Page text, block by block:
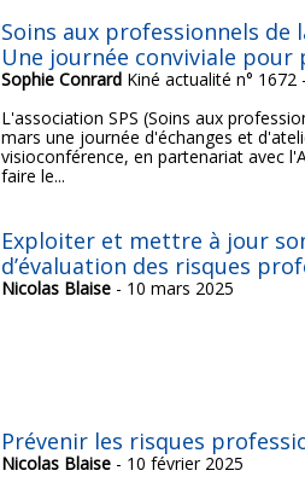
Soins aux professionnels de
Une journée conviviale pour
Sophie Conrard Kiné actualité n° 1672
L'association SPS (Soins aux
mars une journée d'échanges et
visioconférence, en partenariat avec
faire le...
Exploiter et mettre à jour
d’évaluation des risques
Nicolas Blaise - 10 mars 2025
Prévenir les risques
Nicolas Blaise - 10 février 2025